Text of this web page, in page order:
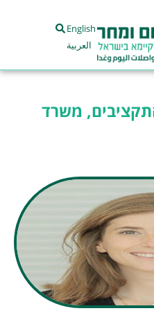
English
العربية
משרד